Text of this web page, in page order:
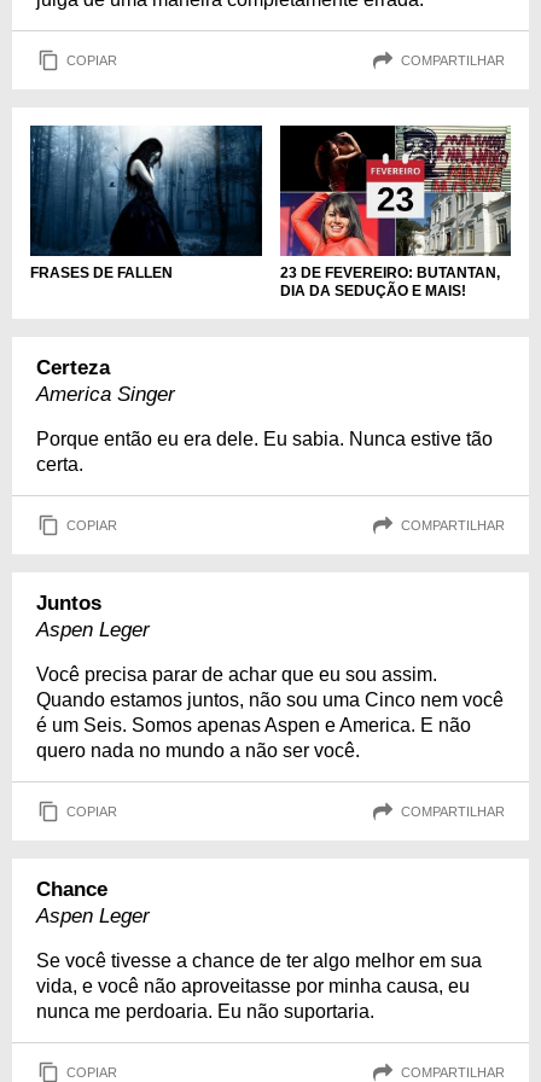
COPIAR COMPARTILHAR
FRASES DE FALLEN
23 DE FEVEREIRO: BUTANTAN,
DIA DA SEDUÇÃO E MAIS!
Certeza
America Singer
Porque então eu era dele. Eu sabia. Nunca estive tão
certa.
COPIAR COMPARTILHAR
Juntos
Aspen Leger
Você precisa parar de achar que eu sou assim.
Quando estamos juntos, não sou uma Cinco nem você
é um Seis. Somos apenas Aspen e America. E não
quero nada no mundo a não ser você.
COPIAR COMPARTILHAR
Chance
Aspen Leger
Se você tivesse a chance de ter algo melhor em sua
vida, e você não aproveitasse por minha causa, eu
nunca me perdoaria. Eu não suportaria.
COPIAR COMPARTILHAR